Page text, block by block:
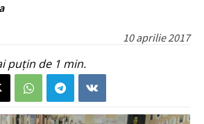
10 aprilie 2017
puțin de 1 min.